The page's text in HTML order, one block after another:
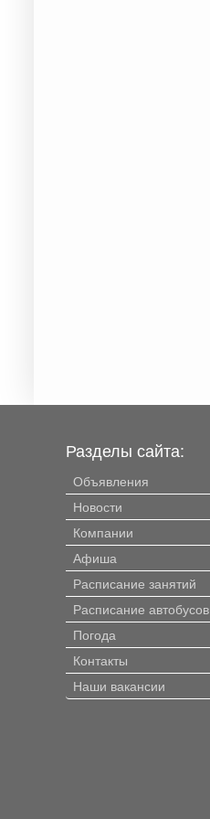
Разделы сайта:
Объявления
Новости
Компании
Афиша
Расписание занятий
Расписание автобусов
Погода
Контакты
Наши вакансии